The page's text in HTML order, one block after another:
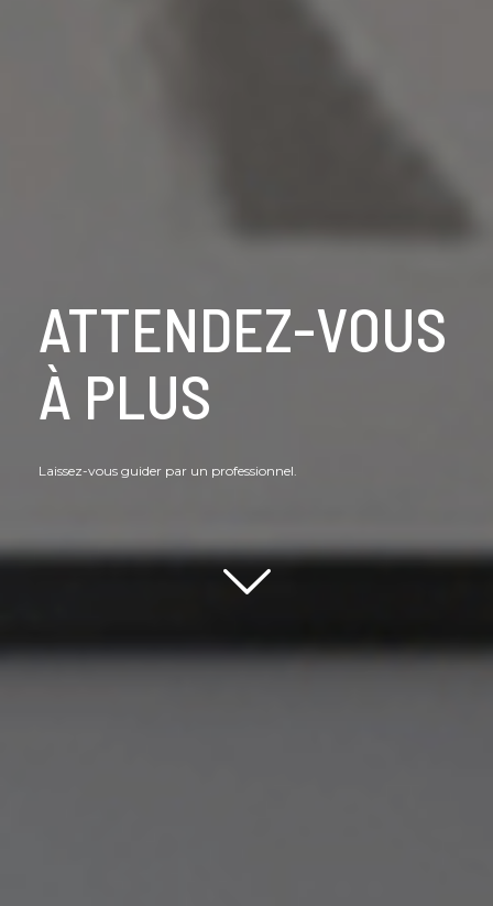
ATTENDEZ-VOUS
À PLUS
Laissez-vous guider par un professionnel.
Scroll down